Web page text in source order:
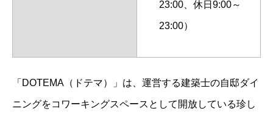
23:00、休日9:00～
23:00）
「DOTEMA（ドテマ）」は、運営する建築士の自邸ダイ
ニングをコワーキングスペースとして開放している珍し